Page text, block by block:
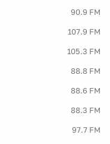
90.9 FM
107.9 FM
105.3 FM
88.8 FM
88.6 FM
88.3 FM
97.7 FM